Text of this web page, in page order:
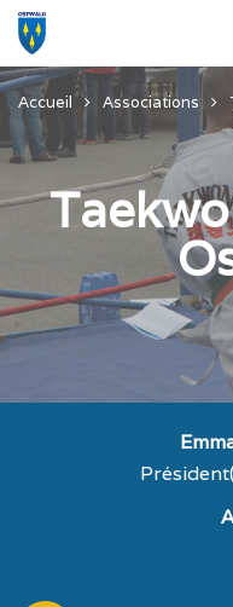
Accueil Associations